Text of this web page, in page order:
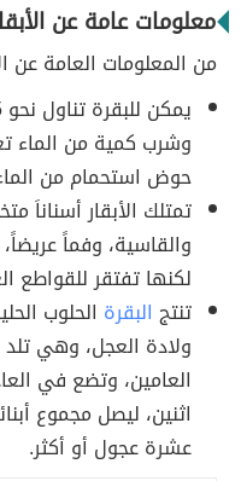
معلومات عامة عن
من المعلومات العامة عن
وشرب كمية من الماء
حوض استحمام من
تمتلك الأبقار أسناناَ
لكنها تفتقر للقواطع
تنتج البقرة الحلوب
ولادة العجل، وهي
العامين، وتضع في
اثنين، ليصل مجموع
عشرة عجول أو أكثر.